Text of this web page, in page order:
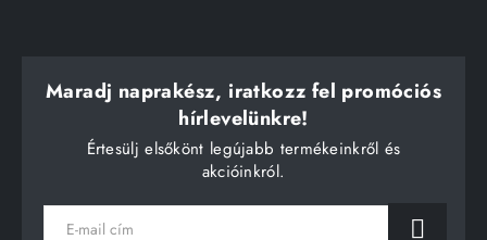
Maradj naprakész, iratkozz fel promóciós
hírlevelünkre!
Értesülj elsőkönt legújabb termékeinkről és
akcióinkról.
E-
mail